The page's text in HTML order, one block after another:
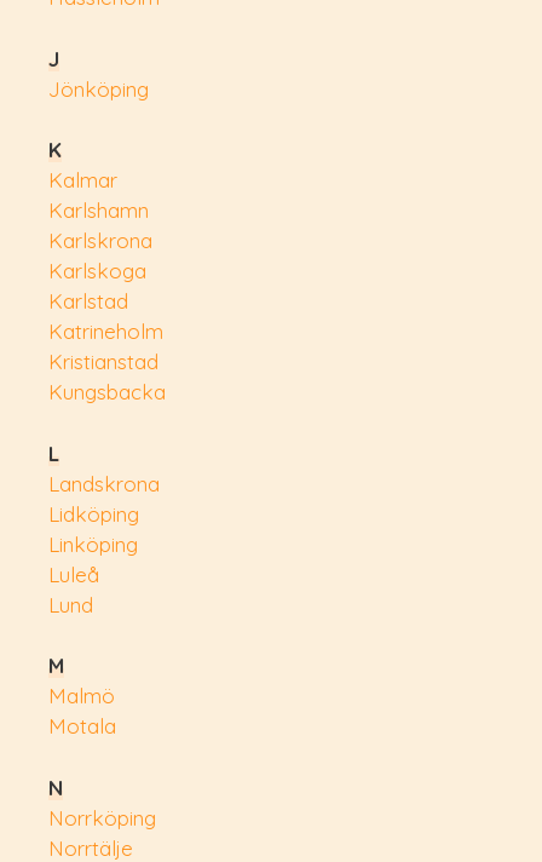
J
Jönköping
K
Kalmar
Karlshamn
Karlskrona
Karlskoga
Karlstad
Katrineholm
Kristianstad
Kungsbacka
L
Landskrona
Lidköping
Linköping
Luleå
Lund
M
Malmö
Motala
N
Norrköping
Norrtälje